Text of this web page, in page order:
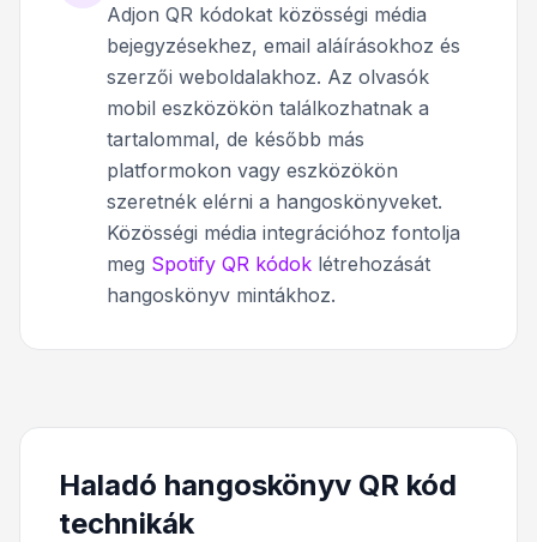
Adjon QR kódokat közösségi média
bejegyzésekhez, email aláírásokhoz és
szerzői weboldalakhoz. Az olvasók
mobil eszközökön találkozhatnak a
tartalommal, de később más
platformokon vagy eszközökön
szeretnék elérni a hangoskönyveket.
Közösségi média integrációhoz fontolja
meg Spotify QR kódok létrehozását
hangoskönyv mintákhoz.
Haladó hangoskönyv QR kód
technikák